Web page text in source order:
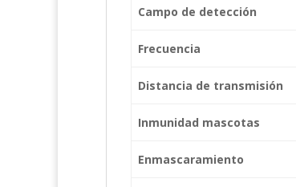
Campo de detección
Frecuencia
Distancia de transmisión
Inmunidad mascotas
Enmascaramiento